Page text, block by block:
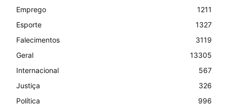
Emprego
1211
Esporte
1327
Falecimentos
3119
Geral
13305
Internacional
567
Justiça
326
Política
996